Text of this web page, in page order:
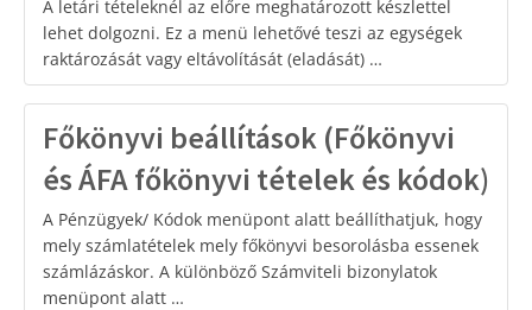
A letári tételeknél az előre meghatározott készlettel
lehet dolgozni. Ez a menü lehetővé teszi az egységek
raktározását vagy eltávolítását (eladását) …
Főkönyvi beállítások (Főkönyvi
és ÁFA főkönyvi tételek és kódok)
A Pénzügyek/ Kódok menüpont alatt beállíthatjuk, hogy
mely számlatételek mely főkönyvi besorolásba essenek
számlázáskor. A különböző Számviteli bizonylatok
menüpont alatt …